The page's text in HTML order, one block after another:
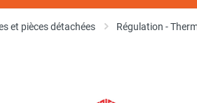
et pièces détachées Régulation -